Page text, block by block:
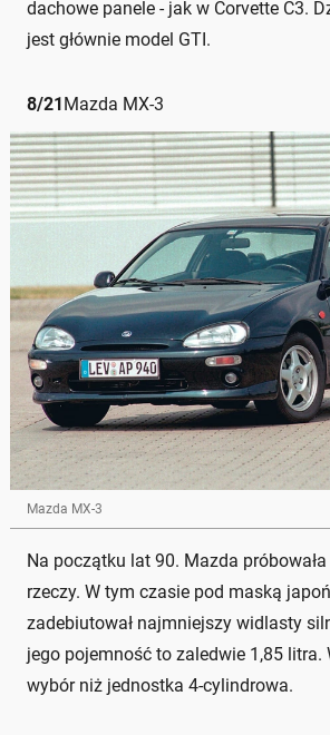
dachowe panele - jak w Corvette C3.
jest głównie model GTI.
8/21Mazda MX-3
Mazda MX-3
Na początku lat 90. Mazda
rzeczy. W tym czasie pod maską
zadebiutował najmniejszy widlasty
jego pojemność to zaledwie 1,85 litra.
wybór niż jednostka 4-cylindrowa.